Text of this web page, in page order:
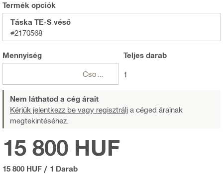
Termék opciók
Táska TE-S véső
#2170568
Mennyiség Teljesdarab
1
Nem láthatod a cég árait
Kérjük jelentkezz be vagy regisztrálj a céged árainak
megtekintéséhez.
15 800 HUF
15 800 HUF / 1 Darab